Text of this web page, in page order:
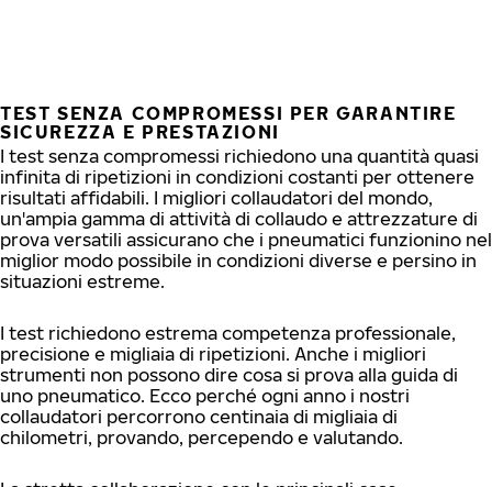
TEST SENZA COMPROMESSI PER GARANTIRE
SICUREZZA E PRESTAZIONI
I test senza compromessi richiedono una quantità quasi
infinita di ripetizioni in condizioni costanti per ottenere
risultati affidabili. I migliori collaudatori del mondo,
un'ampia gamma di attività di collaudo e attrezzature di
prova versatili assicurano che i pneumatici funzionino nel
miglior modo possibile in condizioni diverse e persino in
situazioni estreme.
I test richiedono estrema competenza professionale,
precisione e migliaia di ripetizioni. Anche i migliori
strumenti non possono dire cosa si prova alla guida di
uno pneumatico. Ecco perché ogni anno i nostri
collaudatori percorrono centinaia di migliaia di
chilometri, provando, percependo e valutando.